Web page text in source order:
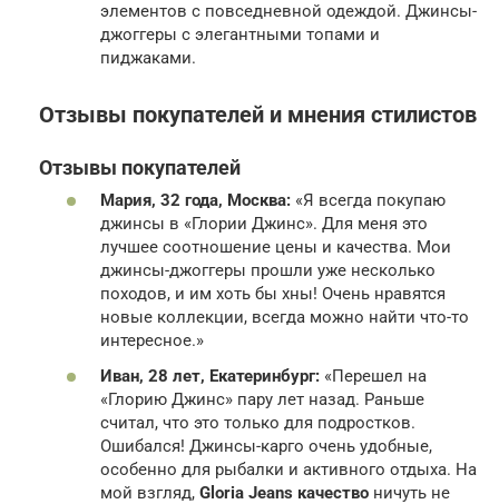
элементов с повседневной одеждой. Джинсы-
джоггеры с элегантными топами и
пиджаками.
Отзывы покупателей и мнения стилистов
Отзывы покупателей
Мария, 32 года, Москва: «Я всегда покупаю
джинсы в «Глории Джинс». Для меня это
лучшее соотношение цены и качества. Мои
джинсы-джоггеры прошли уже несколько
походов, и им хоть бы хны! Очень нравятся
новые коллекции, всегда можно найти что-то
интересное.»
Иван, 28 лет, Екатеринбург: «Перешел на
«Глорию Джинс» пару лет назад. Раньше
считал, что это только для подростков.
Ошибался! Джинсы-карго очень удобные,
особенно для рыбалки и активного отдыха. На
мой взгляд, Gloria Jeans качество ничуть не